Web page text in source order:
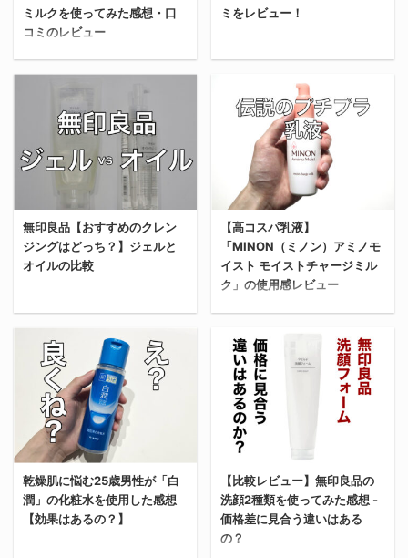
まされている人も多いの
ではないだろうか？ 何を
だ。 20 ...
わゆる”美容専売品”のヘ
える中野製薬株式会社が
手掛けるヘアスタイリン
グ剤のラインナップのひ
とつ。 1996年に誕生
し、いわゆる”ヘアワッ
クス”の元祖ともいうべ
きロングセラー商品。 今
でこそコンビニでも取り
扱いがあるようだが、俺
が中学生の頃はドン・キ
ホーテでしか買えないい
わゆる”美容専売品”のヘ
ている人の参考になれば
化粧水」はそばかす対策
になるって本当！？ メラ
ノCCといえば、黄色い
パッケージで「毎日のし
み予防に」「そばかすを
防ぐ」などパワーワード
で、薬局の棚の中でもひ
ときわ目を引く存在。
、、で、「それは本当な
のか？マジなのか？？」
って話。 防そばかす効果
ミルクを使ってみた感想・口
コミのレビュー
今回は「オルビス エッセ
ンスイン ヘアミルク」を
購入して使ってみた感想
をレビューしていく。 こ
れから購入を考えている
人の参考になれば嬉し
い。 【結論】「オルビス
エッセンスイン ヘアミル
ク」を使ってみた感想 結
スイン ヘアミルク」を使
うことで髪のまとまりが
改善した。 パサつきが抑
えられ、しっとりとした
髪質を手に入れることが
できた。 髪の長い女性は
もちろん、メンズでもヘ
アアイロンを頻繁に使う
人は使ってみると良いか
もしれない。 ORBIS(オ
ミをレビュー！
ルドオイルクレンジン
グ」を実際に購入して使
ってみた感想をレビュー
していく。 これから購入
を検討している人の参考
になれば嬉しい。 無印良
品「マイルドオイルクレ
ンジング」の特徴 「マイ
ルドオイルクレンジン
グ」は、無印良品から発
売されているメイク落と
し。 オイルタイプのクレ
ンジングで、クレンジン
グ力は比較的高め。
https://www.muji.com/
石油系の界面活性剤を使
用しておらず、肌に優し
い仕様となっている。 価
格は700mlで750円。
[無印良品] マイルドオイ
ルクレンジン ...
無印良品【おすすめのクレン
ジングはどっち？】ジェルと
オイルの比較
今回は、無印良品から発
売されている「マイルド
ジェルクレンジング」と
「マイルドオイルクレン
ジング」の使用感を比較
レビューしていく。 どち
らを買おうか迷っている
人の参考になれば嬉し
い。 【結論】マイルドジ
ェルクレンジングがおす
【高コスパ乳液】
「MINON（ミノン）アミノモ
イスト モイストチャージミル
ク」の使用感レビュー
今回はアットコスメのベ
ストコスメアワードで殿
堂入りを獲得している伝
説のプチプラ乳液
「MINON（ミノン）ア
ミノモイスト モイストチ
ャージミルク」を実際に
購入して2週間ほど使っ
てみた感想をレビューし
ていく。 今、購入を検討
乾燥肌に悩む25歳男性が「白
潤」の化粧水を使用した感想
【効果はあるの？】
【比較レビュー】無印良品の
洗顔2種類を使ってみた感想 -
価格差に見合う違いはある
の？